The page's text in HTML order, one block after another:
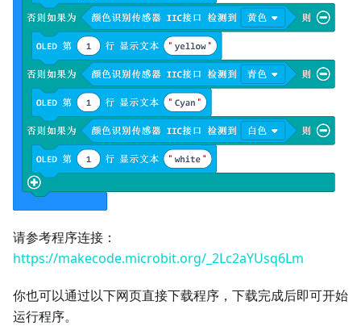
请参考程序连接：
https://makecode.microbit.org/_2Lc2aYUsq6Lm
你也可以通过以下网页直接下载程序，下载完成后即可开始
运行程序。